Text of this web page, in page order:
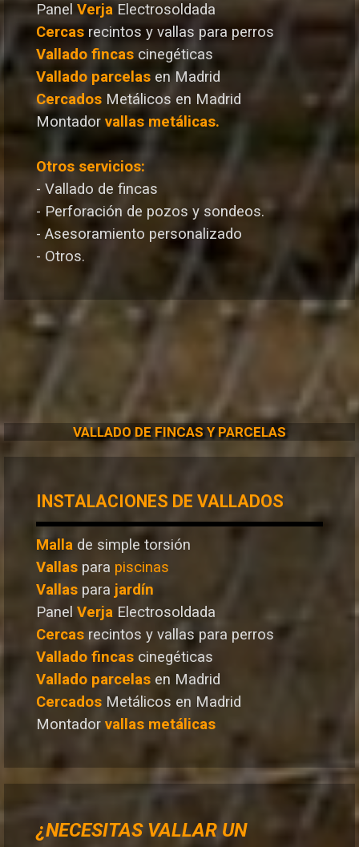
Panel Verja Electrosoldada
Cercas recintos y vallas para perros
Vallado fincas cinegéticas
Vallado parcelas en Madrid
Cercados Metálicos en Madrid
Montador vallas metálicas.
Otros servicios:
- Vallado de fincas
- Perforación de pozos y sondeos.
- Asesoramiento personalizado
- Otros.
VALLADO DE FINCAS Y PARCELAS
INSTALACIONES DE VALLADOS
Malla de simple torsión
Vallas para piscinas
Vallas para jardín
Panel Verja Electrosoldada
Cercas recintos y vallas para perros
Vallado fincas cinegéticas
Vallado parcelas en Madrid
Cercados Metálicos en Madrid
Montador vallas metálicas
¿NECESITAS VALLAR UN